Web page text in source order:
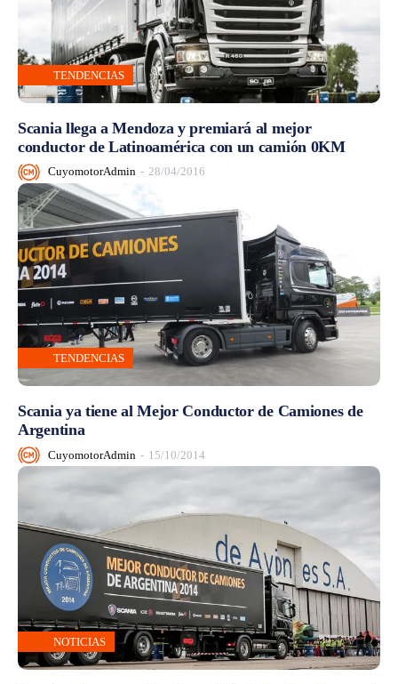
TENDENCIAS
Scania llega a Mendoza y premiará al mejor
conductor de Latinoamérica con un camión 0KM
CuyomotorAdmin - 28/04/2016
TENDENCIAS
Scania ya tiene al Mejor Conductor de Camiones de
Argentina
CuyomotorAdmin - 15/10/2014
NOTICIAS